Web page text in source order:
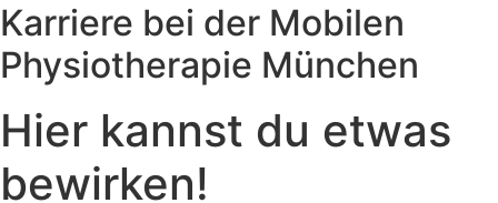
Karriere bei der Mobilen
Physiotherapie München
Hier kannst du etwas
bewirken!